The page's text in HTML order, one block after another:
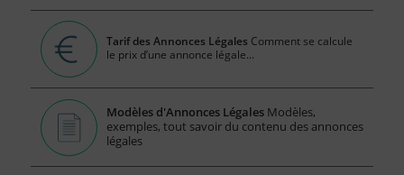
Tarif des Annonces Légales Comment se calcule
le prix d’une annonce légale...
Modèles d'Annonces Légales Modèles,
exemples, tout savoir du contenu des annonces
légales